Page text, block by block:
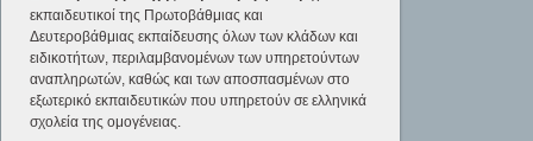
εκπαιδευτικοί της Πρωτοβάθμιας και
Δευτεροβάθμιας εκπαίδευσης όλων των κλάδων και
ειδικοτήτων, περιλαμβανομένων των υπηρετούντων
αναπληρωτών, καθώς και των αποσπασμένων στο
εξωτερικό εκπαιδευτικών που υπηρετούν σε ελληνικά
σχολεία της ομογένειας.